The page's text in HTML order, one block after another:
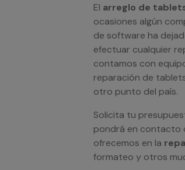
El arreglo de
ocasiones algún
de software ha
efectuar cualquier
contamos con
reparación de
otro punto del país.
Solicita tu
pondrá en contacto
ofrecemos en la
formateo y otros